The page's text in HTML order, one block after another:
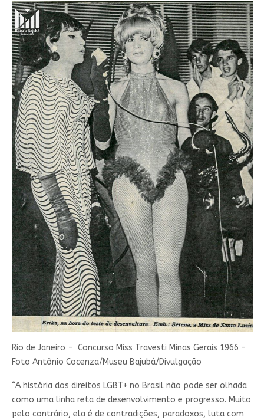
Rio de Janeiro - Concurso Miss Travesti Minas Gerais 1966 -
Foto Antônio Cocenza/Museu Bajubá/Divulgação
“A história dos direitos LGBT+ no Brasil não pode ser olhada
como uma linha reta de desenvolvimento e progresso. Muito
pelo contrário, ela é de contradições, paradoxos, luta com